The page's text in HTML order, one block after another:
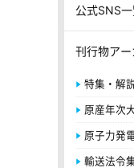
公式SNS
刊行物アー
特集・解
原産年次
原子力発
輸送法令